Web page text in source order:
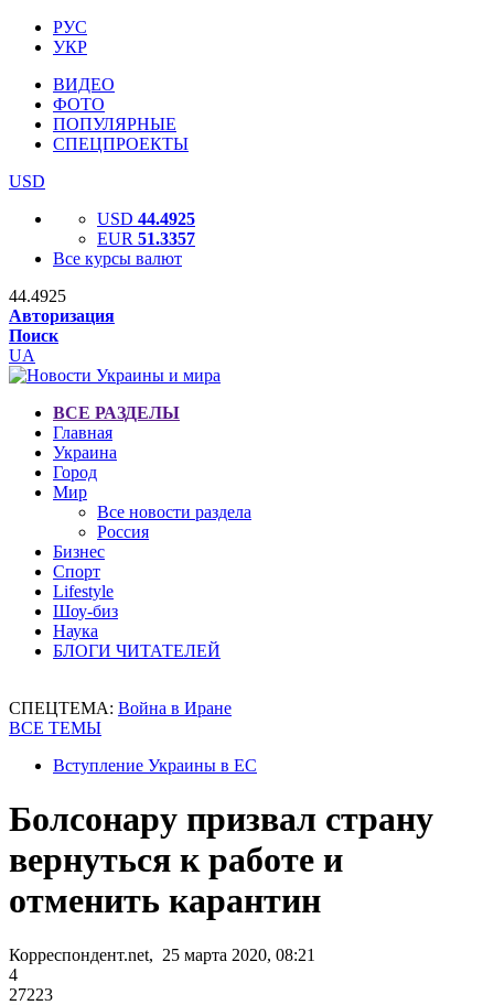
РУС
УКР
ВИДЕО
ФОТО
ПОПУЛЯРНЫЕ
СПЕЦПРОЕКТЫ
USD
USD 44.4925
EUR 51.3357
Все курсы валют
44.4925
Авторизация
Поиск
UA
ВСЕ РАЗДЕЛЫ
Главная
Украина
Город
Мир
Все новости раздела
Россия
Бизнес
Спорт
Lifestyle
Шоу-биз
Наука
БЛОГИ ЧИТАТЕЛЕЙ
СПЕЦТЕМА: Война в Иране
ВСЕ ТЕМЫ
Вступление Украины в ЕС
Болсонару призвал страну
вернуться к работе и
отменить карантин
Корреспондент.net, 25 марта 2020, 08:21
4
27223